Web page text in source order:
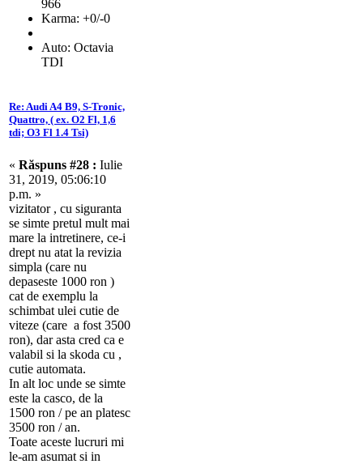
966
Karma: +0/-0
Auto: Octavia
TDI
Re: Audi A4 B9, S-Tronic,
Quattro, ( ex. O2 Fl, 1,6
tdi; O3 Fl 1.4 Tsi)
« Răspuns #28 : Iulie
31, 2019, 05:06:10
p.m. »
vizitator , cu siguranta
se simte pretul mult mai
mare la intretinere, ce-i
drept nu atat la revizia
simpla (care nu
depaseste 1000 ron )
cat de exemplu la
schimbat ulei cutie de
viteze (care a fost 3500
ron), dar asta cred ca e
valabil si la skoda cu ,
cutie automata.
In alt loc unde se simte
este la casco, de la
1500 ron / pe an platesc
3500 ron / an.
Toate aceste lucruri mi
le-am asumat si in